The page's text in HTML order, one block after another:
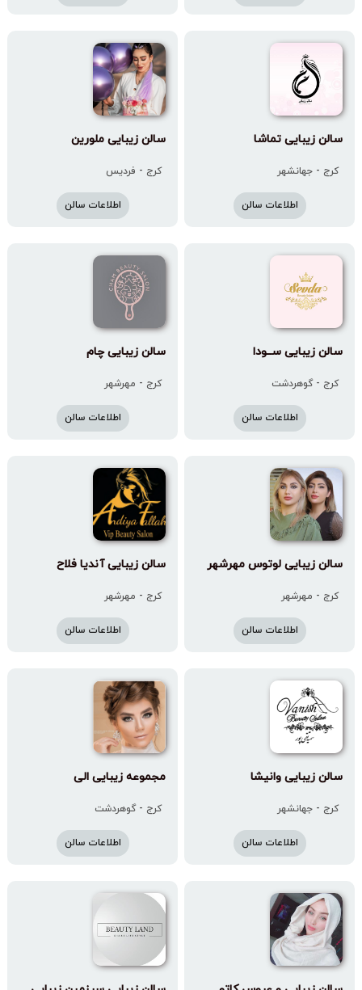
سالن زیبایی تماشا
کرج - جهانشهر
اطلاعات سالن
سالن زیبایی ملورین
کرج - فردیس
اطلاعات سالن
سالن زیبایی سـ‌ـودا
کرج - گوهردشت
اطلاعات سالن
سالن زیبایى چام
کرج - مهرشهر
اطلاعات سالن
سالن زیبایی لوتوس مهرشهر
کرج - مهرشهر
اطلاعات سالن
سالن زیبایی آندیا فلاح
کرج - مهرشهر
اطلاعات سالن
سالن زیبایی وانیشا
کرج - جهانشهر
اطلاعات سالن
مجموعه زیبایی الی
کرج - گوهردشت
اطلاعات سالن